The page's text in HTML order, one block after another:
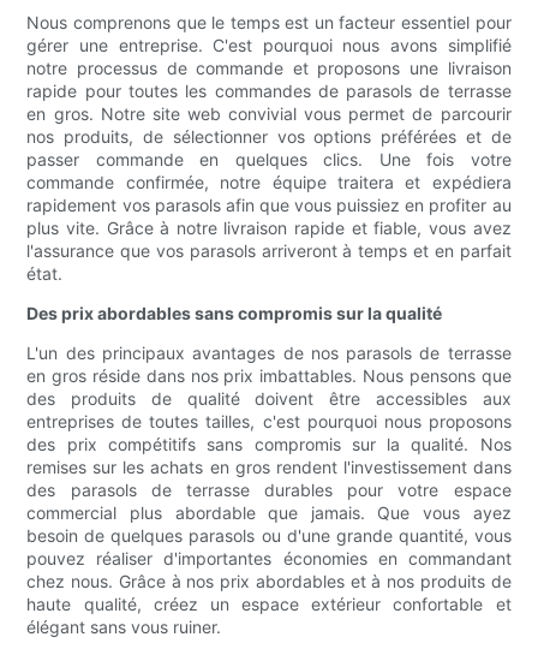
Nous comprenons que le temps est un facteur essentiel pour
gérer une entreprise. C'est pourquoi nous avons simplifié
notre processus de commande et proposons une livraison
rapide pour toutes les commandes de parasols de terrasse
en gros. Notre site web convivial vous permet de parcourir
nos produits, de sélectionner vos options préférées et de
passer commande en quelques clics. Une fois votre
commande confirmée, notre équipe traitera et expédiera
rapidement vos parasols afin que vous puissiez en profiter au
plus vite. Grâce à notre livraison rapide et fiable, vous avez
l'assurance que vos parasols arriveront à temps et en parfait
état.
Des prix abordables sans compromis sur la qualité
L'un des principaux avantages de nos parasols de terrasse
en gros réside dans nos prix imbattables. Nous pensons que
des produits de qualité doivent être accessibles aux
entreprises de toutes tailles, c'est pourquoi nous proposons
des prix compétitifs sans compromis sur la qualité. Nos
remises sur les achats en gros rendent l'investissement dans
des parasols de terrasse durables pour votre espace
commercial plus abordable que jamais. Que vous ayez
besoin de quelques parasols ou d'une grande quantité, vous
pouvez réaliser d'importantes économies en commandant
chez nous. Grâce à nos prix abordables et à nos produits de
haute qualité, créez un espace extérieur confortable et
élégant sans vous ruiner.